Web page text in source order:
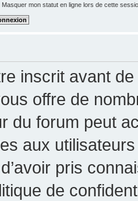
Masquer mon statut en ligne lors de cette
inscrit avant
offre de
du forum peut
aux
pris
de